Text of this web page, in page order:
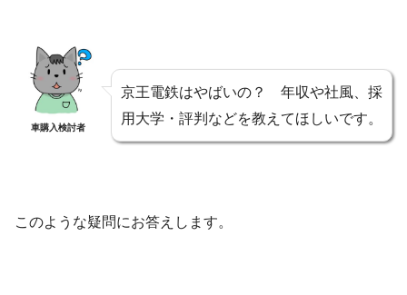
車購入検討者
京王電鉄はやばいの？ 年収や社風、採
用大学・評判などを教えてほしいです。
このような疑問にお答えします。